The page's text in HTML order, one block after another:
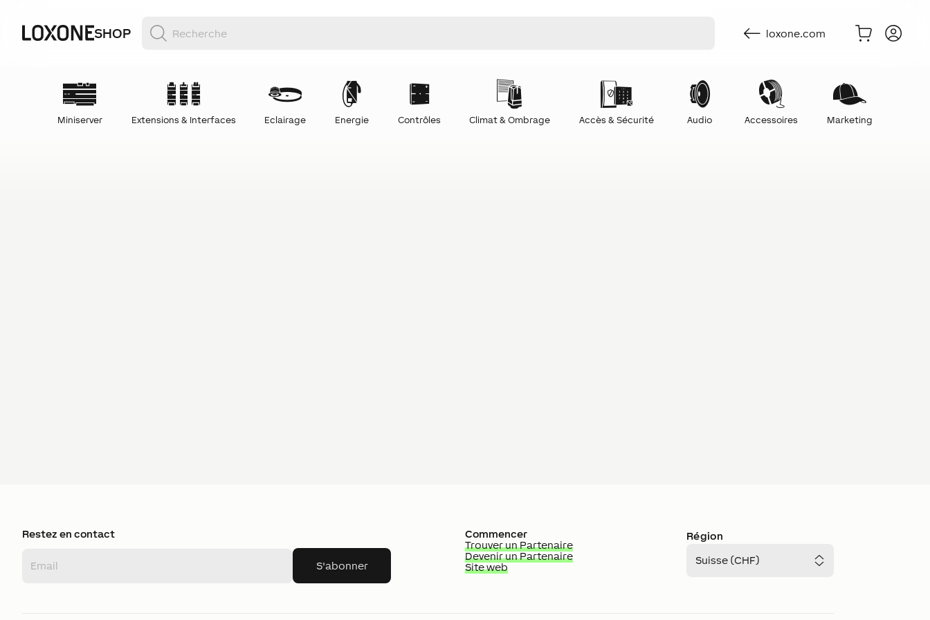
SHOP loxone.com
Miniserver Extensions & Interfaces Eclairage Energie Contrôles Climat & Ombrage Accès & Sécurité Audio Accessoires Marketing
Restez en contact
S'abonner
Commencer
Trouver un Partenaire
Devenir un Partenaire
Site web
Région
Suisse (CHF)